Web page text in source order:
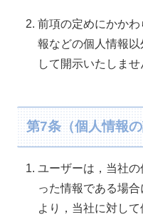
前項の定めにかか
報などの個人情報
して開示いたしませ
第7条（個人情報
ユーザーは，当社
った情報である場
より，当社に対し